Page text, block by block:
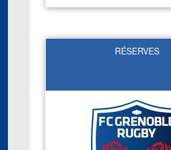
RÉSERVES